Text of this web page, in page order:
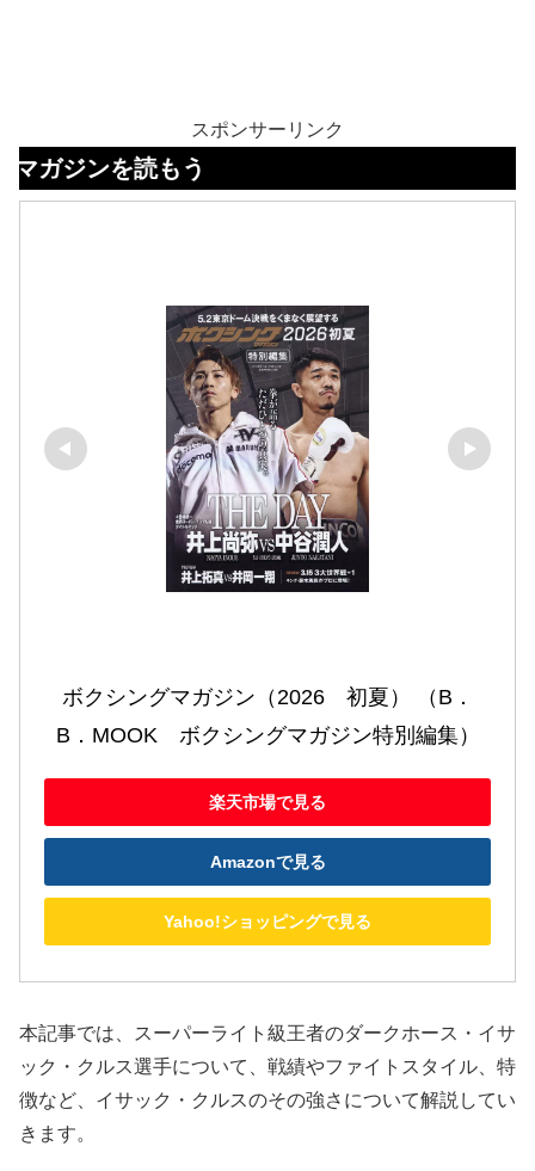
スポンサーリンク
読もう
ボクシングマガジン（2026　初夏） （B．
B．MOOK　ボクシングマガジン特別編集）
楽天市場で見る
Amazonで見る
Yahoo!ショッピングで見る
本記事では、スーパーライト級王者のダークホース・イサ
ック・クルス選手について、戦績やファイトスタイル、特
徴など、イサック・クルスのその強さについて解説してい
きます。